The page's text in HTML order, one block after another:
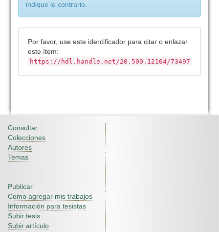
indique lo contrario.
Por favor, use este identificador para citar o enlazar
este ítem:
https://hdl.handle.net/20.500.12104/73497
Consultar
Colecciones
Autores
Temas
Publicar
Como agregar mis trabajos
Información para tesistas
Subir tesis
Subir artículo